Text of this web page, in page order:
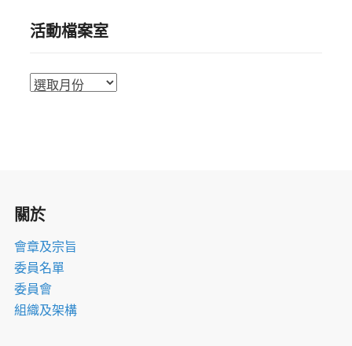
活動檔案室
活
關於
會章及宗旨
委員名單
委員會
組織及架構